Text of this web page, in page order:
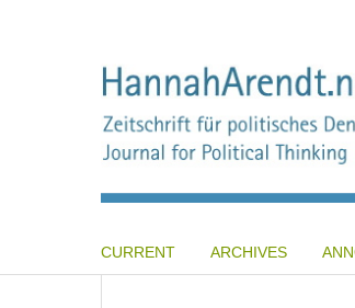
CURRENT ARCHIVES